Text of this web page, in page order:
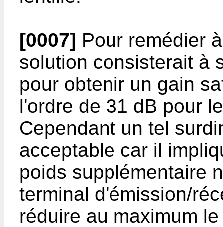
[0007] Pour remédier
solution consisterait à
pour obtenir un gain
l'ordre de 31 dB pour
Cependant un tel
acceptable car il
poids supplémentaire
terminal d'émission/
réduire au maximum